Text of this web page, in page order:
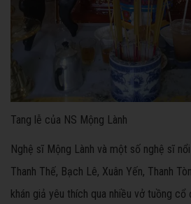
Tang lễ của NS Mộng Lành
Nghệ sĩ Mộng Lành và một số nghệ sĩ
Thanh Thế, Bạch Lê, Xuân Yến, Thanh
khán giả yêu thích qua nhiều vở tuồng